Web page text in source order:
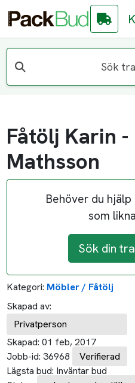
Sök
Fåtölj Karin -
Mathsson
Behöver du
som
Sök din
Kategori: Möbler / Fåtölj
Skapad av:
Privatperson
Skapad: 01 feb, 2017
Jobb-id: 36968
Verifierad
Lägsta bud: Inväntar bud